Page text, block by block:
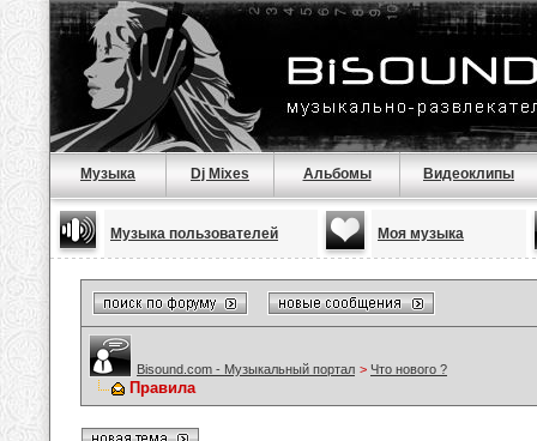
Музыка Dj Mixes Альбомы Видеоклипы
Музыка пользователей Моя музыка
Bisound.com - Музыкальный портал > Что нового ?
Правила